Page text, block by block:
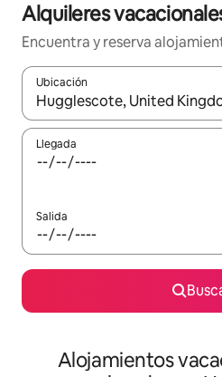
Alquileres
Encuentra y reserva
Ubicación
Cuando los resultados estén
Llegada
Salida
Alojamientos